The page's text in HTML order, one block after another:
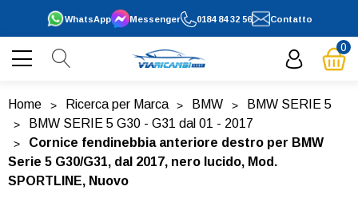
0184 84 32 56
WhatsApp Contatto
Messenger
0
Home Ricerca per Marca BMW
BMW SERIE 5
BMW SERIE 5 G30 - G31 dal 01 - 2017
Cornice fendinebbia anteriore destro per BMW
Serie 5 G30/G31, dal 2017, nero lucido, Mod.
SPORTLINE, Nuovo